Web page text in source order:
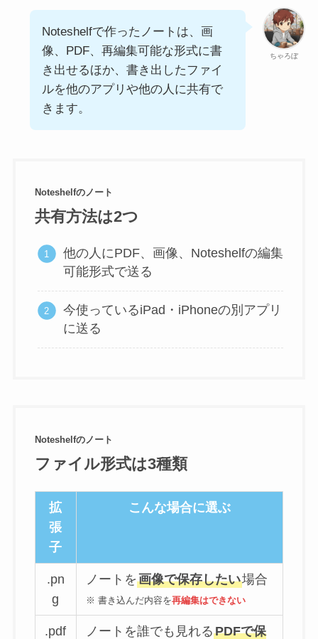
ちゃろぼ
Noteshelfで作ったノートは、画
像、PDF、再編集可能な形式に書
き出せるほか、書き出したファイ
ルを他のアプリや他の人に共有で
きます。
Noteshelfのノート
共有方法は2つ
他の人にPDF、画像、Noteshelfの編集
可能形式で送る
今使っているiPad・iPhoneの別アプリ
に送る
Noteshelfのノート
ファイル形式は3種類
拡
張
子
こんな場合に選ぶ
.pn
g
ノートを画像で保存したい場合
※ 書き込んだ内容を再編集はできない
.pdf ノートを誰でも見れるPDFで保